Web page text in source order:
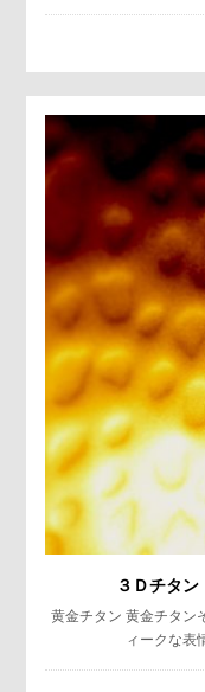
３Ｄチタ
黄金チタン 黄金チタン
ィークな